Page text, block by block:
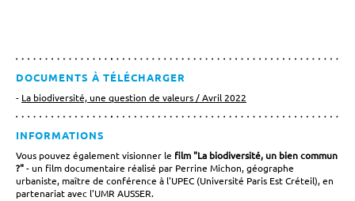
DOCUMENTS À TÉLÉCHARGER
La biodiversité, une question de valeurs / Avril 2022
INFORMATIONS
Vous pouvez également visionner le film "La biodiversité, un bien commun
?"- un film documentaire réalisé par Perrine Michon, géographe
urbaniste, maître de conférence à l'UPEC (Université Paris Est Créteil), en
partenariat avec l'UMR AUSSER.